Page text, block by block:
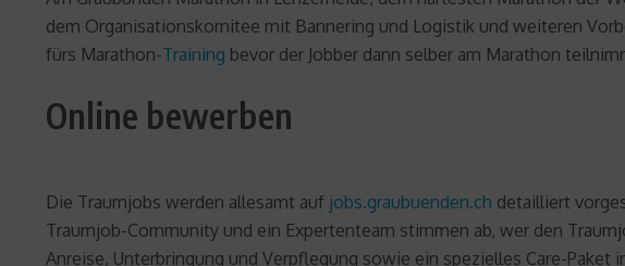
dem Organisationskomitee mit Bannering und Logistik und weiteren
fürs Marathon-Training bevor der Jobber dann selber am Marathon
Online bewerben
Die Traumjobs werden allesamt auf jobs.graubuenden.ch detailliert
Traumjob-Community und ein Expertenteam stimmen ab, wer den
Anreise, Unterbringung und Verpflegung sowie ein spezielles Care-